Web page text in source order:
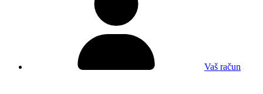
Vaš račun